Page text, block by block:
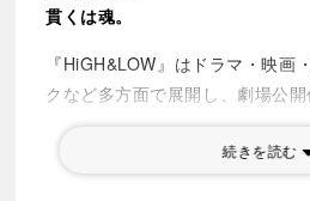
続きを読む
貫くは魂。
『HiGH&LOW』はドラマ・映画
クなど多方面で展開し、劇場公
動員621万人、累計興行収入89
レビとLDH JAPANによるIPプロ